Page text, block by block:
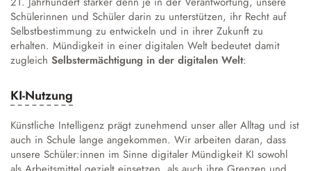
Schülerinnen und Schüler darin zu unterstützen, ihr Recht auf
Selbstbestimmung zu entwickeln und in ihrer Zukunft zu
erhalten. Mündigkeit in einer digitalen Welt bedeutet damit
zugleich Selbstermächtigung in der digitalen Welt:
KI-Nutzung
Künstliche Intelligenz prägt zunehmend unser aller Alltag und ist
auch in Schule lange angekommen. Wir arbeiten daran, dass
unsere Schüler:innen im Sinne digitaler Mündigkeit KI sowohl